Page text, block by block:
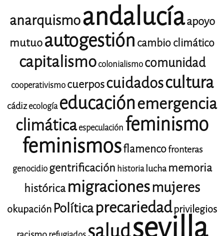
anarquismoandalucíaapoyo
mutuoautogestión cambio climático
capitalismocolonialismocomunidad
cooperativismocuerposcuidadoscultura
cádizecología educaciónemergencia
climáticaespeculación feminismo
feminismosflamencofronteras
genocidiogentrificación historialucha memoria
histórica migracionesmujeres
okupaciónPolíticaprecariedadprivilegios
sevilla